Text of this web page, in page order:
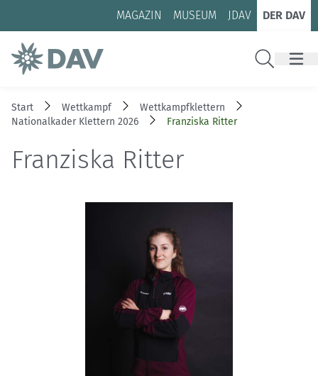
Zum Inhalt
Zur Footer-Navigation
MAGAZIN MUSEUM JDAV DER DAV
Start Wettkampf
Wettkampfklettern
Nationalkader Klettern 2026
Franziska Ritter
Franziska Ritter